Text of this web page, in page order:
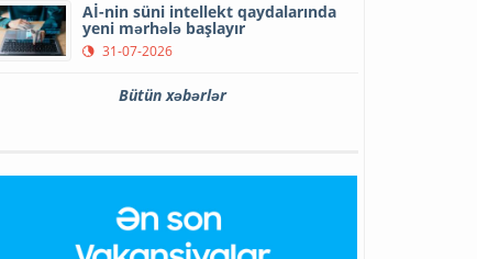
Aİ-nin süni intellekt qaydalarında
yeni mərhələ başlayır
31-07-2026
Bütün xəbərlər